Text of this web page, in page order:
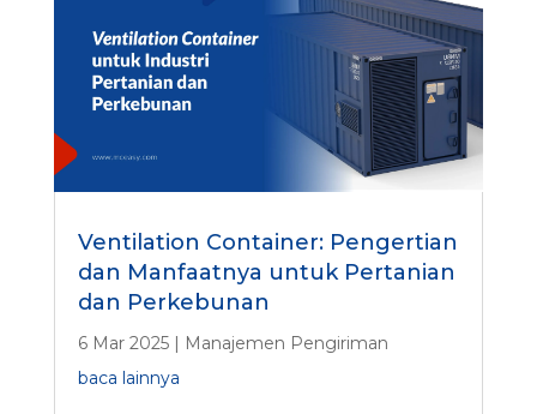
Ventilation Container: Pengertian
dan Manfaatnya untuk Pertanian
dan Perkebunan
6 Mar 2025| Manajemen Pengiriman
baca lainnya